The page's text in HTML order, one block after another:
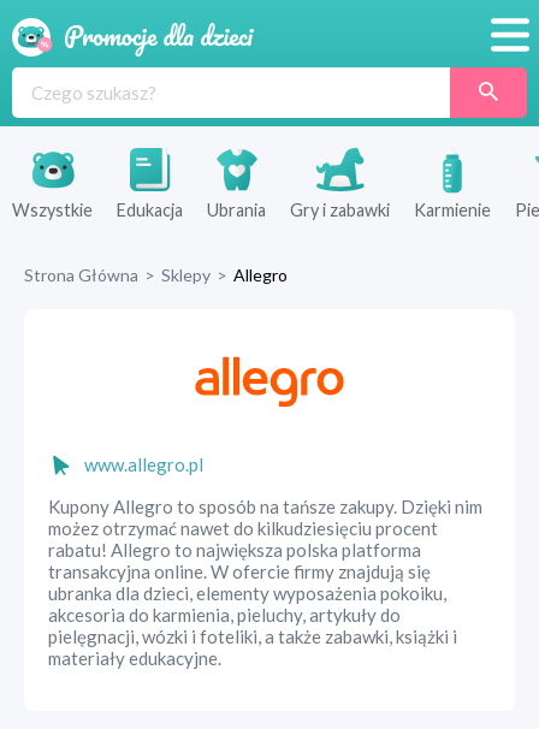
Produkty
Sklepy
Wszystkie Edukacja Ubrania Gry i zabawki Karmienie
Strona Główna > Sklepy > Allegro
www.allegro.pl
Kupony Allegro to sposób na tańsze zakupy. Dzięki nim
możez otrzymać nawet do kilkudziesięciu procent
rabatu! Allegro to największa polska platforma
transakcyjna online. W ofercie firmy znajdują się
ubranka dla dzieci, elementy wyposażenia pokoiku,
akcesoria do karmienia, pieluchy, artykuły do
pielęgnacji, wózki i foteliki, a także zabawki, książki i
materiały edukacyjne.